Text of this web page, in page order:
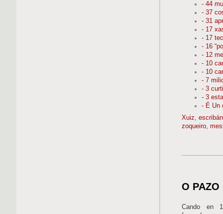
- 44
- 37
- 31
- 17
- 17
- 16
- 12
- 10
- 10
- 7
- 3
- 3
- É Un
Xuiz,
zoqueiro,
O PAZO
Cando en